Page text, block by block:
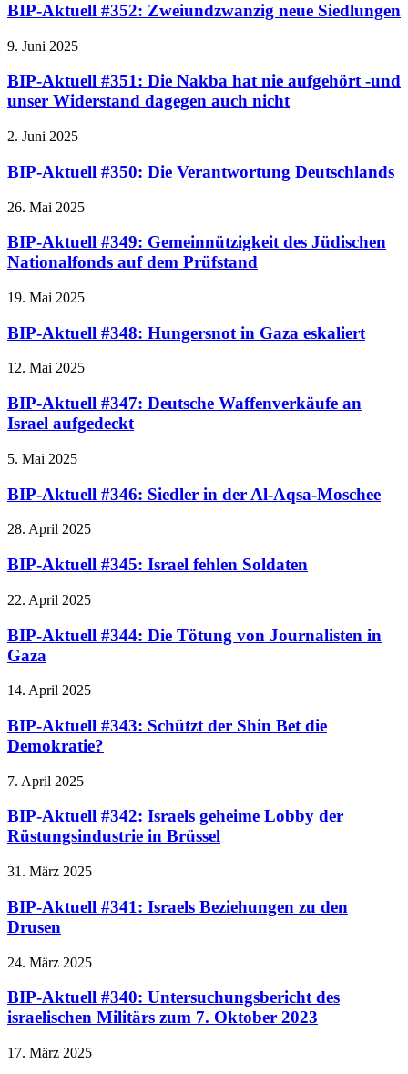
BIP-Aktuell #352: Zweiundzwanzig neue Siedlungen
9. Juni 2025
BIP-Aktuell #351: Die Nakba hat nie aufgehört -und
unser Widerstand dagegen auch nicht
2. Juni 2025
BIP-Aktuell #350: Die Verantwortung Deutschlands
26. Mai 2025
BIP-Aktuell #349: Gemeinnützigkeit des Jüdischen
Nationalfonds auf dem Prüfstand
19. Mai 2025
BIP-Aktuell #348: Hungersnot in Gaza eskaliert
12. Mai 2025
BIP-Aktuell #347: Deutsche Waffenverkäufe an
Israel aufgedeckt
5. Mai 2025
BIP-Aktuell #346: Siedler in der Al-Aqsa-Moschee
28. April 2025
BIP-Aktuell #345: Israel fehlen Soldaten
22. April 2025
BIP-Aktuell #344: Die Tötung von Journalisten in
Gaza
14. April 2025
BIP-Aktuell #343: Schützt der Shin Bet die
Demokratie?
7. April 2025
BIP-Aktuell #342: Israels geheime Lobby der
Rüstungsindustrie in Brüssel
31. März 2025
BIP-Aktuell #341: Israels Beziehungen zu den
Drusen
24. März 2025
BIP-Aktuell #340: Untersuchungsbericht des
israelischen Militärs zum 7. Oktober 2023
17. März 2025